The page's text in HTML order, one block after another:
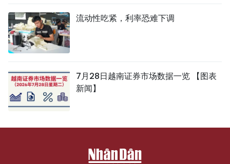
流动性吃紧，利率恐难下调
7月28日越南证券市场数据一览 【图表
新闻】